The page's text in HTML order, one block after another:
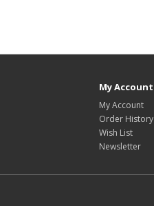
My Account
My Account
Order History
Wish List
Newsletter